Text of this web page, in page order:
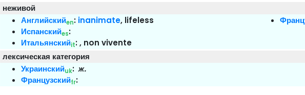
неживой
Английскийen: inanimate, lifeless
Испанскийes:
Итальянскийit:, non vivente
лексическая категория
Украинскийuk: ж.
Французскийfr: